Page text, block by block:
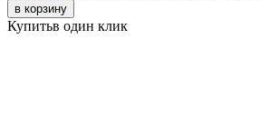
в корзину
Купитьв один клик